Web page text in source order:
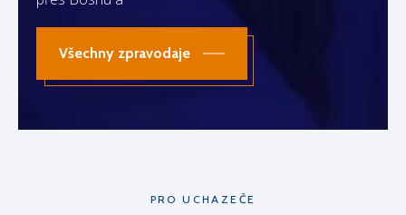
Všechny zpravodaje
PRO UCHAZEČE